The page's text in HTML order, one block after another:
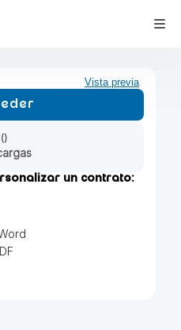
Vista previa
un contrato: